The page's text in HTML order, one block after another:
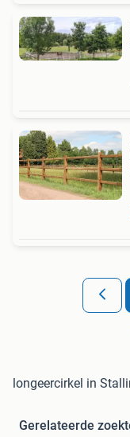
longeercirkel in
Gerelateerde